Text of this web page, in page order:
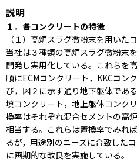
説明
１．各コンクリートの特徴
（１）高炉スラグ微粉末を用いた
当社は３種類の高炉スラグ微粉末
開発し実用化している。これらを
順にECMコンクリート，KKCコン
び，図２に示す通り地下躯体であ
填コンクリート，地上躯体コンク
換率はそれぞれ混合セメントの高
相当する。これらは置換率でみれ
るが，用途別のニーズに合致した
に画期的な改良を実施している。